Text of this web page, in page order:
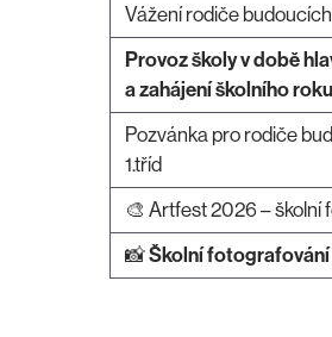
Vážení rodiče
Provoz školy v době
a zahájení školního
Pozvánka pro rodiče
1.tříd
🎨 Artfest 2026 – školní
📸Školní fotografování